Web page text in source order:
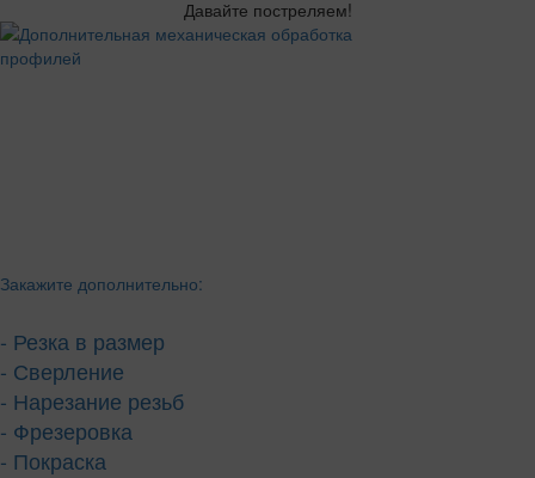
Давайте постреляем!
Закажите дополнительно:
- Резка в размер
- Сверление
- Нарезание резьб
- Фрезеровка
- Покраска